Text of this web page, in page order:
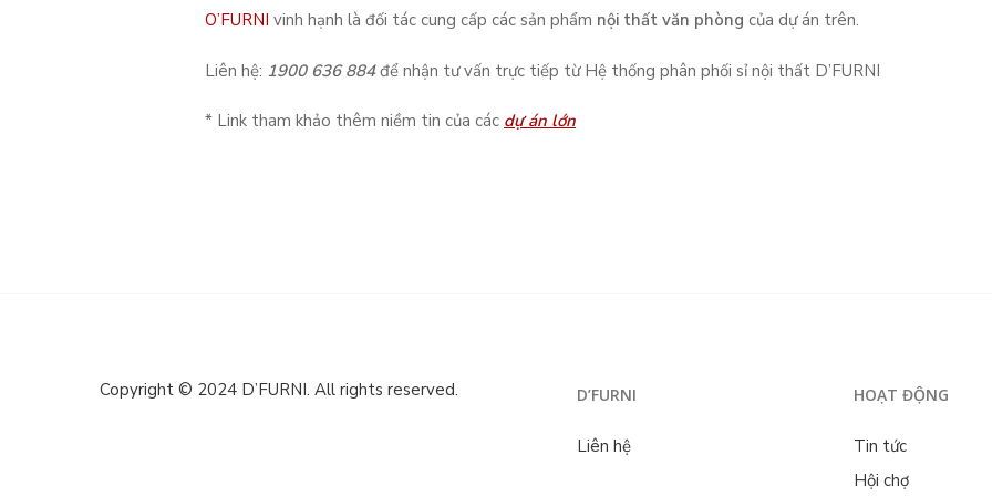
O’FURNI vinh hạnh là đối tác cung cấp các sản phẩm nội thất văn phòng của dự án trên.
Liên hệ: 1900 636 884để nhận tư vấn trực tiếp từ Hệ thống phân phối sỉ nội thất D’FURNI
* Link tham khảo thêm niềm tin của các dự án lớn
Copyright © 2024 D’FURNI. All rights reserved. D’FURNI
Liên hệ
HOẠT ĐỘNG
Tin tức
Hội chợ